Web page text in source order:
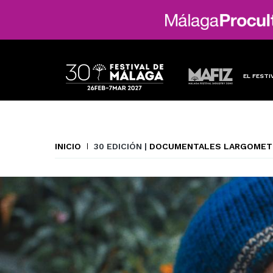
EL
INICIO 30 EDICIÓN | DOCUMENTALES